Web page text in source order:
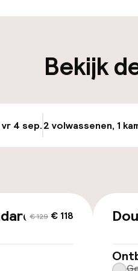
Bekijk
4 sep.2 volwassenen, 1
€ 129 € 118